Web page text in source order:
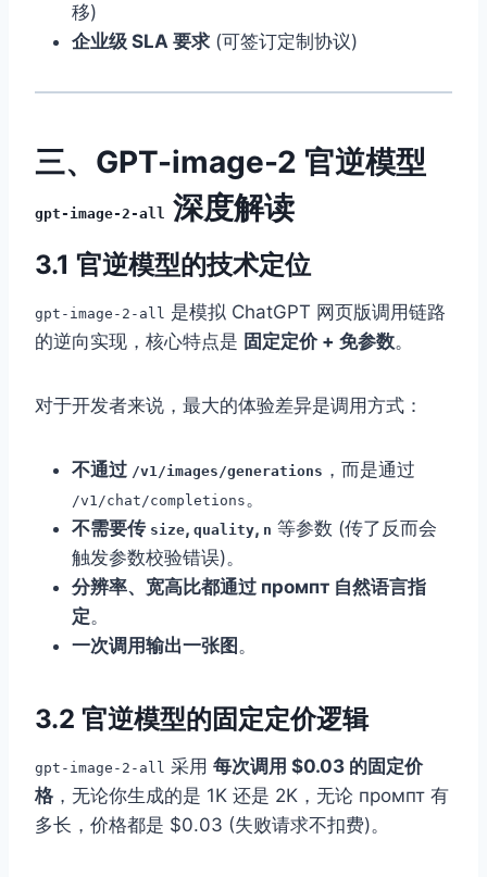
移)
企业级 SLA 要求 (可签订定制协议)
三、GPT-image-2 官逆模型
gpt-image-2-all 深度解读
3.1 官逆模型的技术定位
gpt-image-2-all 是模拟 ChatGPT 网页版调用链路
的逆向实现，核心特点是 固定定价 + 免参数。
对于开发者来说，最大的体验差异是调用方式：
不通过 /v1/images/generations ，而是通过
/v1/chat/completions。
不需要传 size, quality, n 等参数 (传了反而会
触发参数校验错误)。
分辨率、宽高比都通过 промпт 自然语言指
定。
一次调用输出一张图 。
3.2 官逆模型的固定定价逻辑
gpt-image-2-all 采用 每次调用 $0.03 的固定价
格 ，无论你生成的是 1K 还是 2K，无论 промпт 有
多长，价格都是 $0.03 (失败请求不扣费)。